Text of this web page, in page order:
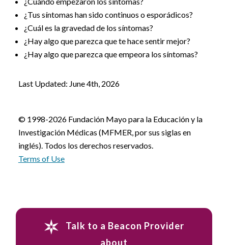
¿Tus síntomas han sido continuos o esporádicos?
¿Cuál es la gravedad de los síntomas?
¿Hay algo que parezca que te hace sentir mejor?
¿Hay algo que parezca que empeora los síntomas?
Last Updated: June 4th, 2026
© 1998-2026 Fundación Mayo para la Educación y la
Investigación Médicas (MFMER, por sus siglas en
inglés). Todos los derechos reservados.
Terms of Use
Talk to a Beacon Provider
about